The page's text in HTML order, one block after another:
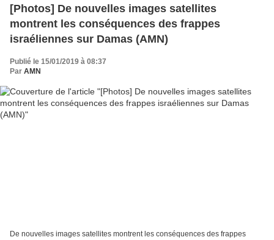
[Photos] De nouvelles images satellites
montrent les conséquences des frappes
israéliennes sur Damas (AMN)
Publié le 15/01/2019 à 08:37
Par AMN
De nouvelles images satellites montrent les conséquences des frappes